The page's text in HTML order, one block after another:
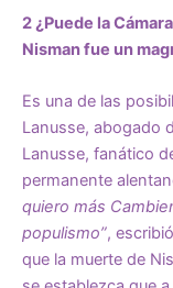
2 ¿Puede la
Nisman fue un
Es una de las
Lanusse, abogado
Lanusse, fanático
permanente
quiero más
populismo”,
que la muerte de